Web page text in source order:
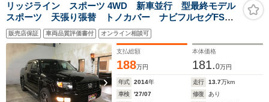
リッジライン スポーツ 4WD 新車並行 型最終モデル
スポーツ 天張り張替 トノカバー ナビフルセグFSR
カメラ ミシュランタイヤ
販売店保証 車両品質評価書付 オンライン相談可
支払総額
188万円
本体価格
181.0万円
年式 2014年 走行 13.7万km
車検
'27/07 修復
あり